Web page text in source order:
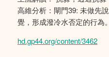
高維分析：閘門39: 未做先
覺，形成潑冷水否定的行為。
hd.gp44.org/content/3462